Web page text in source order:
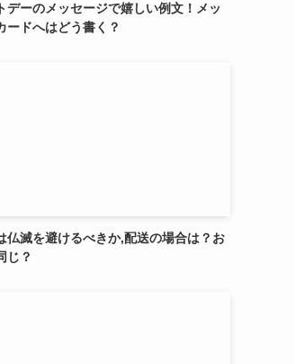
デーのメッセージで嬉しい例文！メッ
ードへはどう書く？
仏滅を避けるべきか,配送の場合は？お
じ？